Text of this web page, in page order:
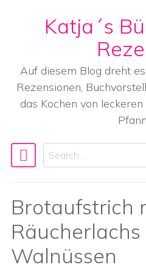
Skip to content
Katja´s
Auf diesem Blog dreht
Rezensionen,
das Kochen von
Main Navigation
Search
Brotaufstrich
Räucherlachs
Walnüssen